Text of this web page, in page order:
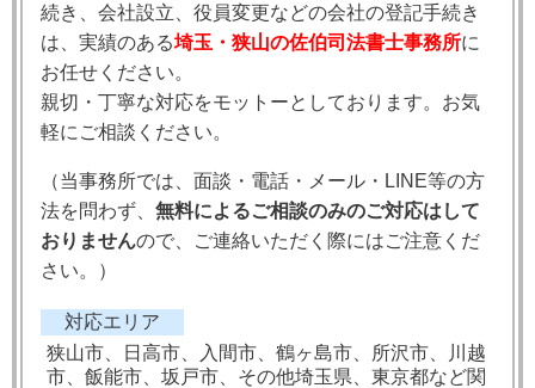
続き、会社設立、役員変更などの会社の登記手続き
は、実績のある埼玉・狭山の佐伯司法書士事務所に
お任せください。
親切・丁寧な対応をモットーとしております。お気
軽にご相談ください。
（当事務所では、 面談・電話・メール・LINE等の方
法を問わず、 無料によるご相談のみのご対応はして
おりませんので、ご連絡いただく際にはご注意くだ
さい。）
対応エリア
狭山市、日高市、入間市、鶴ヶ島市、所沢市、川越
市、飯能市、坂戸市、その他埼玉県、東京都など関